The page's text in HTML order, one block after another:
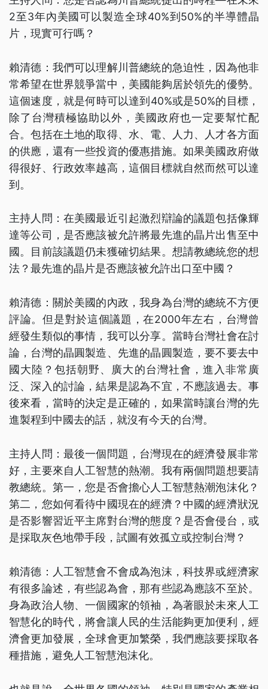
2至3年內美國可以製造全球40%到50%的半導體晶
片，現實可行嗎？
賴清德：我們可以理解川普總統的急迫性，因為他非
常希望在世界競爭當中，美國能夠居於領先的優勢。
這個速度，就是何時可以達到40%或是50%的目標，
除了台灣積極協助以外，美國政府也一定要幫忙配
合。包括在土地的取得、水、電、人力、人才各方面
的供應，還有一些投資的優惠措施。如果美國政府做
得很好、行政效率越高，這個目標就自然而然可以達
到。
主持人問：在美國最近引起激烈辯論的議題包括像輝
達等公司，是否應該被允許將最先進的晶片出售至中
國。目前該議題仍未獲確切結果。想請教總統您的想
法？最先進的晶片是否應該被允許出口至中國？
賴清德：關於美國的內政，我身為台灣的總統不方便
評論。但是對於這個議題，在2000年左右，台灣曾
經發生類似的事情，我可以分享。當時台灣社會在討
論，台灣的晶圓製造、先進的晶圓製造，要不要去中
國大陸？包括朝野、廣大的台灣社會，進入非常廣
泛、深入的討論，結果是認為不宜，不應該過去。事
後來看，當時的決定是正確的，如果當時讓台灣的先
進製程到中國去的話，就沒有今天的台灣。
主持人問：最後一個問題，台灣現在的經濟發展非常
好，主要來自人工智慧的熱潮。我有兩個問題想要請
教總統。第一，您是否會擔心人工智慧熱潮泡沫化？
第二，您如何看待中國現在的經濟？中國的經濟狀況
是否影響習近平主席對台灣的態度？是否會侵台，或
是採取灰色地帶手段，試圖有效孤立或控制台灣？
賴清德：人工智慧會不會成為泡沫，科技界或經濟家
有很多論述，有些認為會，那有些認為應該不至於。
身為政治人物、一個國家的領袖，為著眼於未來人工
智慧化的時代，將會讓人民的生活能夠更加便利，經
濟會更加發展，全球會更加繁榮，我們應該要採取各
種措施，避免人工智慧泡沫化。